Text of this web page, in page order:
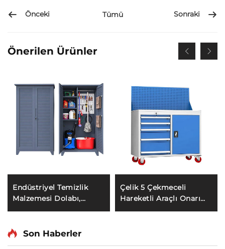
Önceki Tümü Sonraki
Önerilen Ürünler
Endüstriyel Temizlik
Malzemesi Dolabı,
Modern Dış Mekân Çelik
Oteller ve Okullar İçin
Çelik 5 Çekmeceli
Hareketli Araçlı Onarım
Aracı Depolama Bakım
Son Haberler